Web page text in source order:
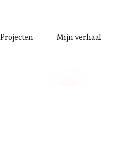
Projecten Mijn verhaal